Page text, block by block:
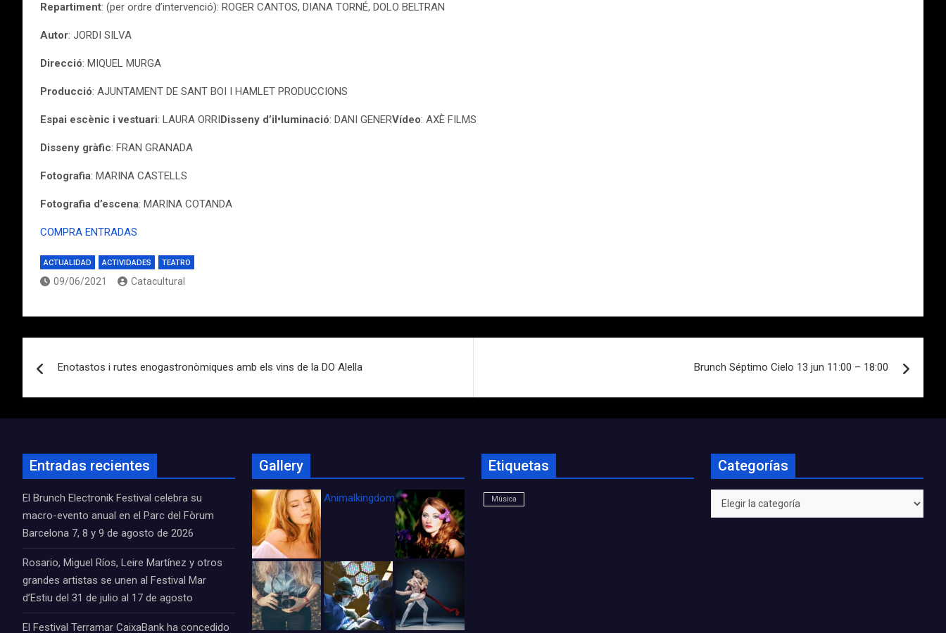
Repartiment: (per ordre d’intervenció): ROGER CANTOS, DIANA TORNÉ, DOLO BELTRAN
Autor: JORDI SILVA
Direcció: MIQUEL MURGA
Producció: AJUNTAMENT DE SANT BOI I HAMLET PRODUCCIONS
Espai escènic i vestuari: LAURA ORRIDisseny d’il•luminació: DANI GENERVídeo: AXÈ FILMS
Disseny gràfic: FRAN GRANADA
Fotografia: MARINA CASTELLS
Fotografia d’escena: MARINA COTANDA
COMPRA ENTRADAS
ACTUALIDAD ACTIVIDADES TEATRO
09/06/2021 Catacultural
de
Enotastos i rutes enogastronòmiques amb els vins de la DO Alella Brunch Séptimo Cielo 13 jun 11:00 – 18:00
Entradas recientes
El Brunch Electronik Festival celebra su
macro-evento anual en el Parc del Fòrum
Barcelona 7, 8 y 9 de agosto de 2026
Rosario, Miguel Ríos, Leire Martínez y otros
grandes artistas se unen al Festival Mar
d’Estiu del 31 de julio al 17 de agosto
El Festival Terramar CaixaBank ha concedido
Gallery
Animalkingdom_FichaCine
Etiquetas
Música
Categorías
Categorías